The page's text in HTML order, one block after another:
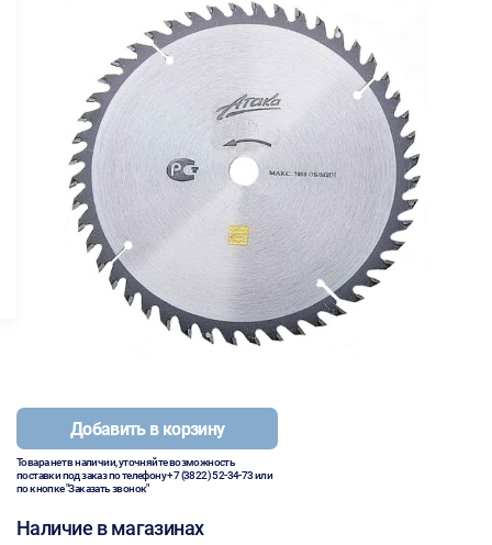
Добавить в корзину
Товара нет в наличии, уточняйте возможность
поставки под заказ по телефону+7 (3822) 52-34-73или
по кнопке "Заказать звонок"
Наличие в магазинах